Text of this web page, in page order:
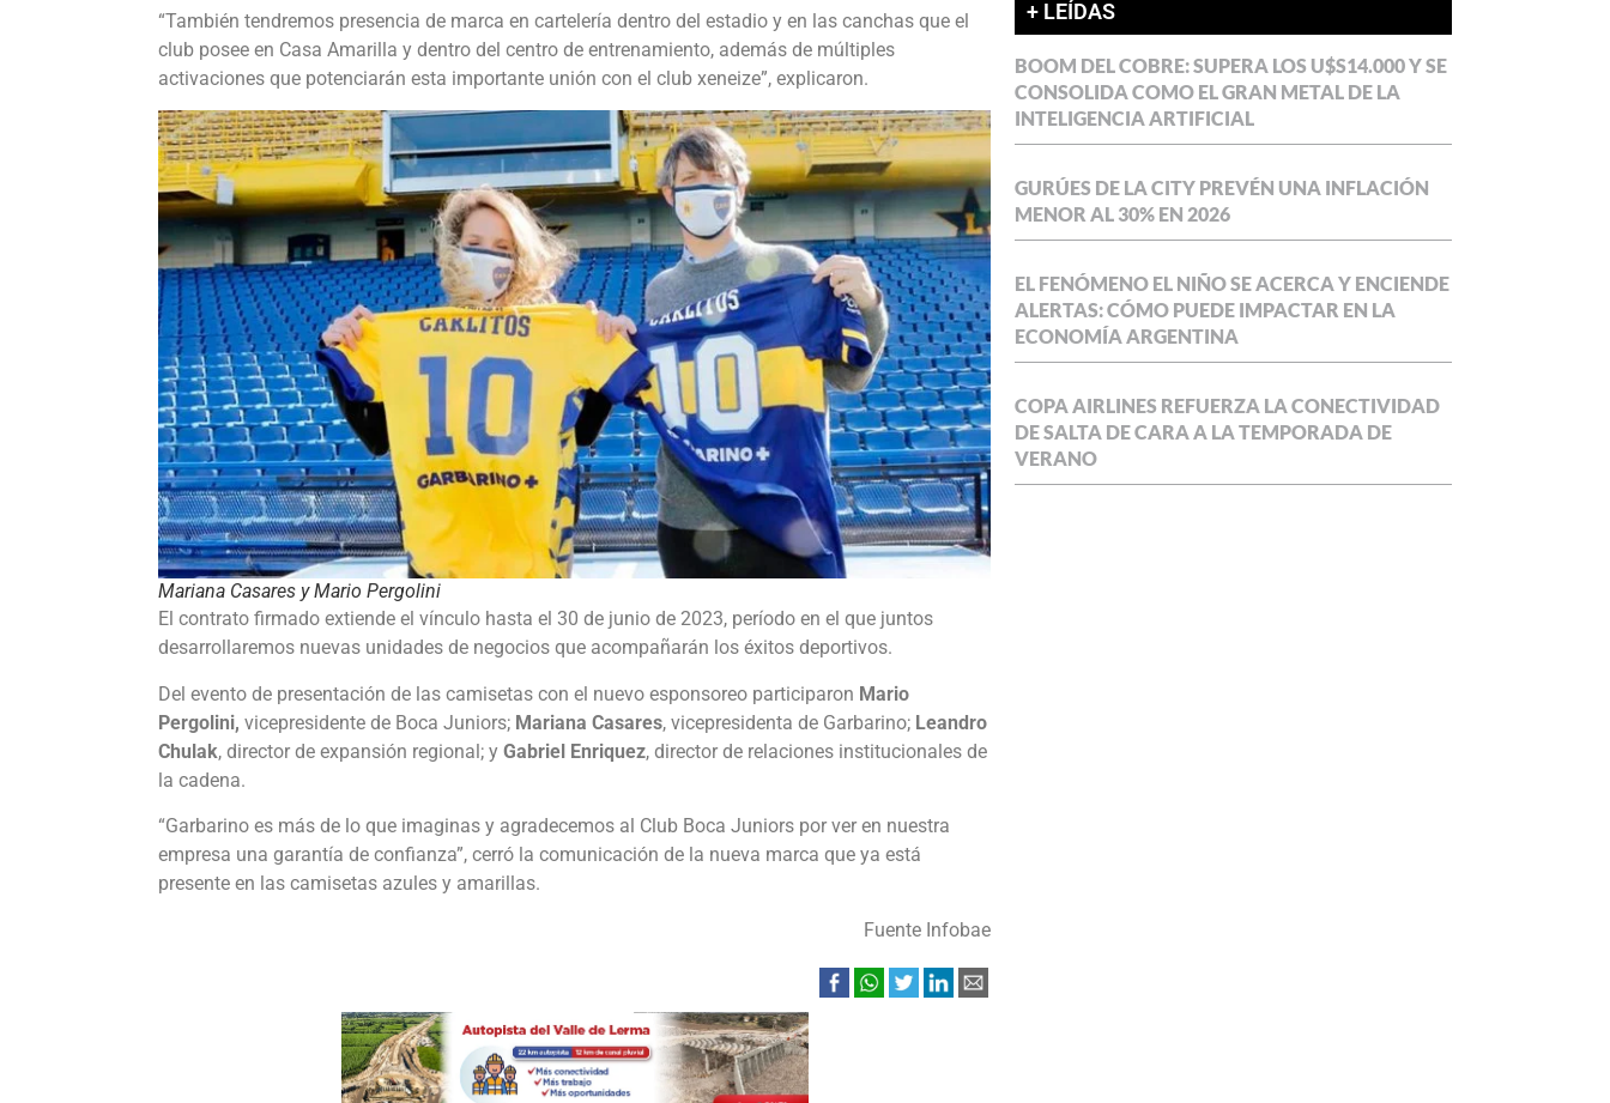
“También tendremos presencia de marca en cartelería dentro del estadio y en las canchas que el
club posee en Casa Amarilla y dentro del centro de entrenamiento, además de múltiples
activaciones que potenciarán esta importante unión con el club xeneize”, explicaron.
Mariana Casares y Mario Pergolini
El contrato firmado extiende el vínculo hasta el 30 de junio de 2023, período en el que juntos
desarrollaremos nuevas unidades de negocios que acompañarán los éxitos deportivos.
Del evento de presentación de las camisetas con el nuevo esponsoreo participaron Mario
Pergolini, vicepresidente de Boca Juniors; Mariana Casares, vicepresidenta de Garbarino; Leandro
Chulak, director de expansión regional; y Gabriel Enriquez, director de relaciones institucionales de
la cadena.
“Garbarino es más de lo que imaginas y agradecemos al Club Boca Juniors por ver en nuestra
empresa una garantía de confianza”, cerró la comunicación de la nueva marca que ya está
presente en las camisetas azules y amarillas.
Fuente Infobae
+ LEÍDAS
BOOM DEL COBRE: SUPERA LOS U$S14.000 Y SE
CONSOLIDA COMO EL GRAN METAL DE LA
INTELIGENCIA ARTIFICIAL
GURÚES DE LA CITY PREVÉN UNA INFLACIÓN
MENOR AL 30% EN 2026
EL FENÓMENO EL NIÑO SE ACERCA Y ENCIENDE
ALERTAS: CÓMO PUEDE IMPACTAR EN LA
ECONOMÍA ARGENTINA
COPA AIRLINES REFUERZA LA CONECTIVIDAD
DE SALTA DE CARA A LA TEMPORADA DE
VERANO